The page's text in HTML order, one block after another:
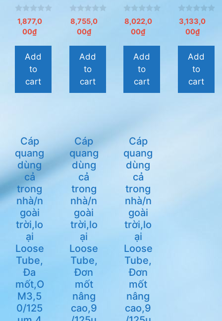
0
à
1,877,0
00₫
Add
to
cart
0
n
à
8,755,0
00₫
Add
to
cart
0
n
à
8,022,0
00₫
Add
to
cart
0
n
à
3,133,0
00₫
Add
to
cart
Cáp
quang
dùng
cả
trong
nhà/n
goài
trời,lo
ại
Loose
Tube,
Đa
mốt,O
M3,5
0/125
Cáp
quang
dùng
cả
trong
nhà/n
goài
trời,lo
ại
Loose
Tube,
Đơn
mốt
nâng
cao,9
Cáp
quang
dùng
cả
trong
nhà/n
goài
trời,lo
ại
Loose
Tube,
Đơn
mốt
nâng
cao,9